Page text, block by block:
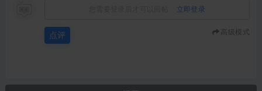
立即登录
点评 高级模式